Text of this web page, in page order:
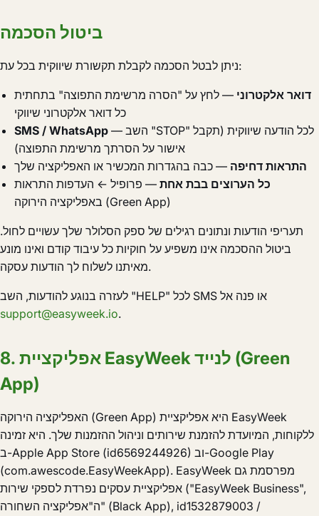
ביטול הסכמה
ניתן לבטל הסכמה לקבלת תקשורת שיווקית בכל עת:
דואר אלקטרוני — לחץ על "הסרה מרשימת התפוצה" בתחתית
כל דואר אלקטרוני שיווקי
SMS / WhatsApp — השב "STOP" לכל הודעה שיווקית (תקבל
אישור על הסרתך מרשימת התפוצה)
התראות דחיפה — כבה בהגדרות המכשיר או האפליקציה שלך
כל הערוצים בבת אחת — פרופיל ← העדפות התראות
באפליקציה הירוקה (Green App)
תעריפי הודעות ונתונים רגילים של ספק הסלולר שלך עשויים לחול.
ביטול ההסכמה אינו משפיע על חוקיות כל עיבוד קודם ואינו מונע
מאיתנו לשלוח לך הודעות עסקה.
לעזרה בנוגע להודעות, השב "HELP" לכל SMS או פנה אל
support@easyweek.io.
8. אפליקציית EasyWeek לנייד (Green
App)
האפליקציה הירוקה (Green App) היא אפליקציית EasyWeek
ללקוחות, המיועדת להזמנת שירותים וניהול ההזמנות שלך. היא זמינה
ב-Apple App Store‏ (id6569244926) וב-Google Play‏
(com.awescode.EasyWeekApp). EasyWeek מפרסמת גם
אפליקציית עסקים נפרדת לספקי שירות ("EasyWeek Business",
ה"אפליקציה השחורה" (Black App), id1532879003 /